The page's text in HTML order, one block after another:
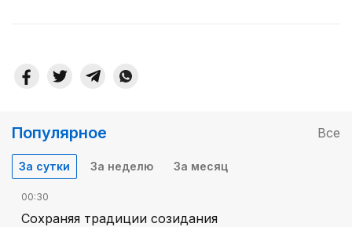
Популярное Все
За сутки За неделю За месяц
00:30
Сохраняя традиции созидания